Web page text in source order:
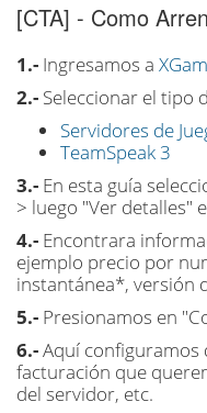
[CTA] - Como
1.- Ingresamos a
2.- Seleccionar el tipo
Servidores de
TeamSpeak 3
3.- En esta guía
> luego "Ver detalles"
4.- Encontrara
ejemplo precio por
instantánea*, versión
5.- Presionamos en
6.-Aquí configuramos
facturación que
del servidor, etc.